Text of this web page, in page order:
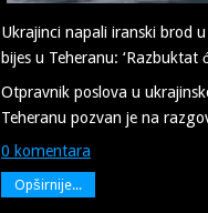
Ukrajinci napali iranski brod
bijes u Teheranu: ‘Razbuktat
Otpravnik poslova u
Teheranu pozvan je na
0 komentara
Opširnije...